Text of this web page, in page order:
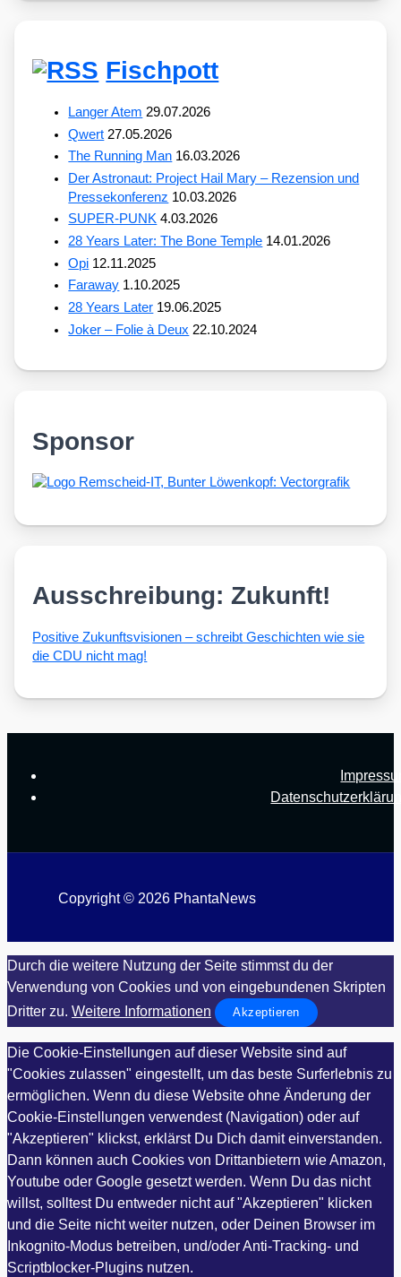
Fischpott
Langer Atem 29.07.2026
Qwert 27.05.2026
The Running Man 16.03.2026
Der Astronaut: Project Hail Mary – Rezension und
Pressekonferenz 10.03.2026
SUPER-PUNK 4.03.2026
28 Years Later: The Bone Temple 14.01.2026
Opi 12.11.2025
Faraway 1.10.2025
28 Years Later 19.06.2025
Joker – Folie à Deux 22.10.2024
Sponsor
Ausschreibung: Zukunft!
Posi­ti­ve Zukunfts­vi­sio­nen – schreibt Geschich­ten wie sie
die CDU nicht mag!
Copyright © 2026 PhantaNews
Durch die weitere Nutzung der Seite stimmst du der
Verwendung von Cookies und von eingebundenen Skripten
Dritter zu. Weitere Informationen Akzeptieren
Die Cookie-Einstellungen auf dieser Website sind auf
"Cookies zulassen" eingestellt, um das beste Surferlebnis zu
ermöglichen. Wenn du diese Website ohne Änderung der
Cookie-Einstellungen verwendest (Navigation) oder auf
"Akzeptieren" klickst, erklärst Du Dich damit einverstanden.
Dann können auch Cookies von Drittanbietern wie Amazon,
Youtube oder Google gesetzt werden. Wenn Du das nicht
willst, solltest Du entweder nicht auf "Akzeptieren" klicken
und die Seite nicht weiter nutzen, oder Deinen Browser im
Inkognito-Modus betreiben, und/oder Anti-Tracking- und
Scriptblocker-Plugins nutzen.